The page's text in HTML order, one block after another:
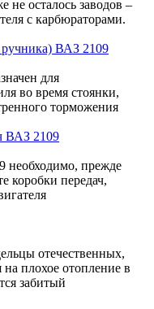
не осталось заводов –
с карбюраторами.
ручника) ВАЗ 2109
для
во время стоянки,
торможения
ВАЗ 2109
необходимо, прежде
коробки передач,
отечественных,
плохое отопление в
забитый